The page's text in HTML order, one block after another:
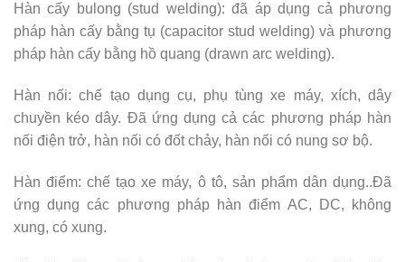
Hàn cấy bulong (stud welding): đã áp dụng cả phương
pháp hàn cấy bằng tụ (capacitor stud welding) và phương
pháp hàn cấy bằng hồ quang (drawn arc welding).
Hàn nối: chế tạo dụng cụ, phụ tùng xe máy, xích, dây
chuyền kéo dây. Đã ứng dụng cả các phương pháp hàn
nối điện trở, hàn nối có đốt chảy, hàn nối có nung sơ bộ.
Hàn điểm: chế tạo xe máy, ô tô, sản phẩm dân dụng..Đã
ứng dụng các phương pháp hàn điểm AC, DC, không
xung, có xung.